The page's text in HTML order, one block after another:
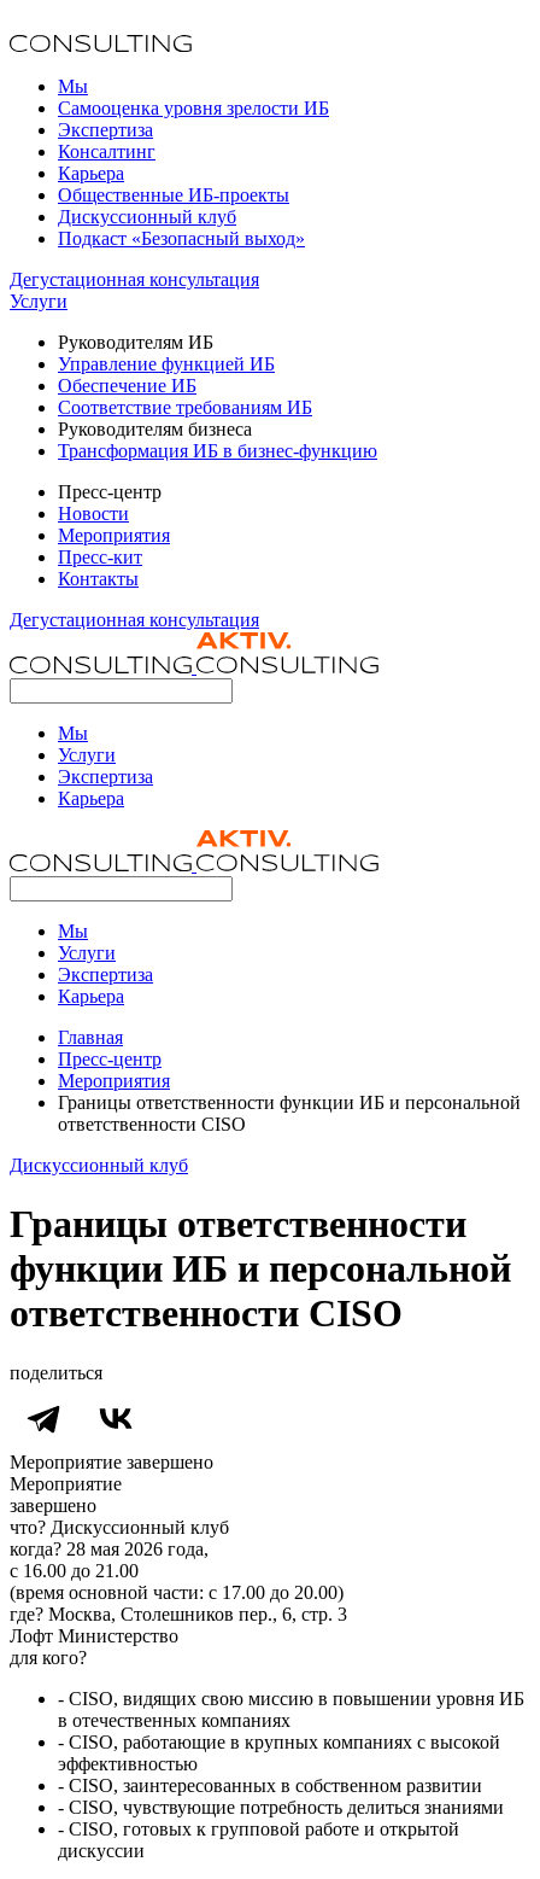
Мы
Самооценка уровня зрелости ИБ
Экспертиза
Консалтинг
Карьера
Общественные ИБ-проекты
Дискуссионный клуб
Подкаст «Безопасный выход»
Дегустационная консультация
Услуги
Руководителям ИБ
Управление функцией ИБ
Обеспечение ИБ
Соответствие требованиям ИБ
Руководителям бизнеса
Трансформация ИБ в бизнес-функцию
Пресс-центр
Новости
Мероприятия
Пресс-кит
Контакты
Дегустационная консультация
Мы
Услуги
Экспертиза
Карьера
Мы
Услуги
Экспертиза
Карьера
Главная
Пресс-центр
Мероприятия
Границы ответственности функции ИБ и персональной
ответственности CISO
Дискуссионный клуб
Границы ответственности
функции ИБ и персональной
ответственности CISO
поделиться
Мероприятие завершено
Мероприятие
завершено
что? Дискуссионный клуб
когда? 28 мая 2026 года,
с 16.00 до 21.00
(время основной части: c 17.00 до 20.00)
где? Москва, Столешников пер., 6, стр. 3
Лофт Министерство
для кого?
- CISO, видящих свою миссию в повышении уровня ИБ
в отечественных компаниях
- CISO, работающие в крупных компаниях с высокой
эффективностью
- CISO, заинтересованных в собственном развитии
- CISO, чувствующие потребность делиться знаниями
- CISO, готовых к групповой работе и открытой
дискуссии